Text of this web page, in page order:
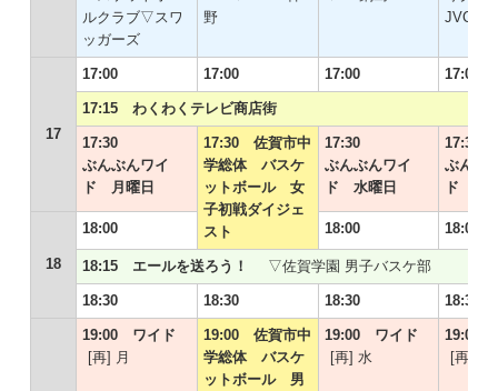
ルクラブ▽スワ
ッガーズ
野
JVC
17
17:00 17:00 17:00 17:00
17:15 わくわくテレビ商店街
17:30
ぶんぶんワイ
ド 月曜日
17:30 佐賀市中
学総体 バスケ
ットボール 女
子初戦ダイジェ
スト
17:30
ぶんぶんワイ
ド 水曜日
17:30
ぶんぶ
ド 木
18
18:00 18:00 18:00
18:15 エールを送ろう！ ▽佐賀学園 男子バスケ部
18:30 18:30 18:30 18:30
19:00 ワイド
[再] 月
19:00 佐賀市中
学総体 バスケ
ットボール 男
19:00 ワイド
[再] 水
19:00
[再] 木